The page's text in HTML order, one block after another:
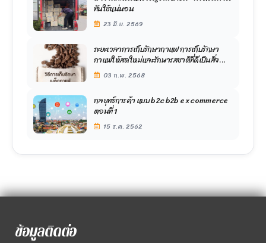
ทันใช้แน่นอน
23 มิ.ย. 2569
ระยะเวลาการเก็บรักษากาแฟ การเก็บรักษา
กาแฟให้สดใหม่และรักษารสชาติที่ดีเป็นสิ่ง
สำคัญ03 ก.พ. 2568
กลยุทธ์การค้า แบบ b2c b2b e x commerce
ตอนที่ 1
15 ธ.ค. 2562
ข้อมูลติดต่อ